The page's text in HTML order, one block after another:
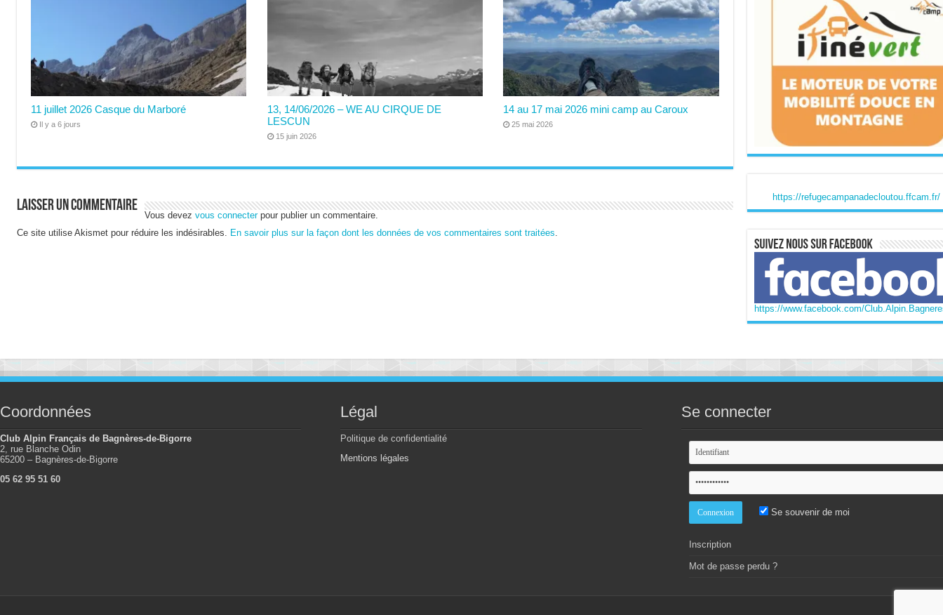
11 juillet 2026 Casque du Marboré
Il y a 6 jours
13, 14/06/2026 – WE AU CIRQUE DE
LESCUN
15 juin 2026
14 au 17 mai 2026 mini camp au Caroux
25 mai 2026
Laisser un commentaire
Vous devez vous connecterpour publier un commentaire.
Ce site utilise Akismet pour réduire les indésirables. En savoir plus sur la façon dont les données de vos commentaires sont traitées
https://refugecampanadecloutou.ffcam.fr/
https://www.facebook.com/
Coordonnées
Club Alpin Français de Bagnères-de-Bigorre
2, rue Blanche Odin
65200 – Bagnères-de-Bigorre
05 62 95 51 60
Légal
Politique de confidentialité
Mentions légales
Se connecter
Se souvenir de moi
Inscription
Mot de passe perdu ?